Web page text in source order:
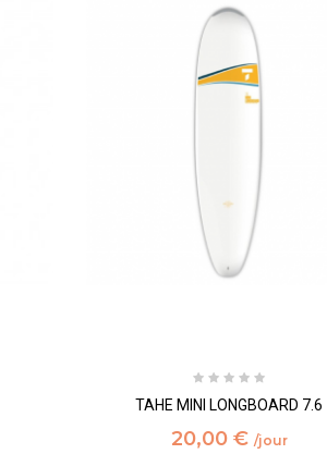
TAHE MINI LONGBOARD 7.6
20,00 € /jour